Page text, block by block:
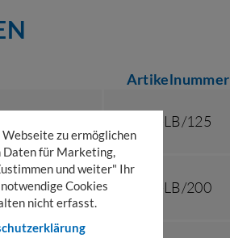
Artikelnummer
01-LB/125
01-LB/200
zu ermöglichen
Daten für Marketing,
und weiter" Ihr
Cookies
nicht erfasst.